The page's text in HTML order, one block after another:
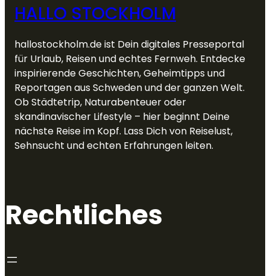
HALLO STOCKHOLM
hallostockholm.de ist Dein digitales Presseportal
für Urlaub, Reisen und echtes Fernweh. Entdecke
inspirierende Geschichten, Geheimtipps und
Reportagen aus Schweden und der ganzen Welt.
Ob Städtetrip, Naturabenteuer oder
skandinavischer Lifestyle – hier beginnt Deine
nächste Reise im Kopf. Lass Dich von Reiselust,
Sehnsucht und echten Erfahrungen leiten.
Rechtliches